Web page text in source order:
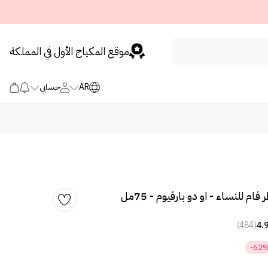
موقع المكياج الأول في المملكة
AR حسابي
للنساء - او دو بارفيوم - 75مل
4.9
(484)
-